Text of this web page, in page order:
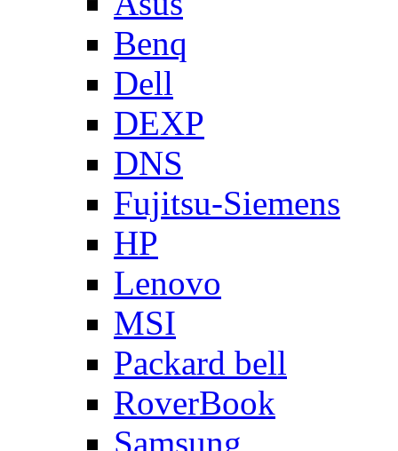
Benq
Dell
DEXP
DNS
Fujitsu-Siemens
HP
Lenovo
MSI
Packard bell
RoverBook
Samsung